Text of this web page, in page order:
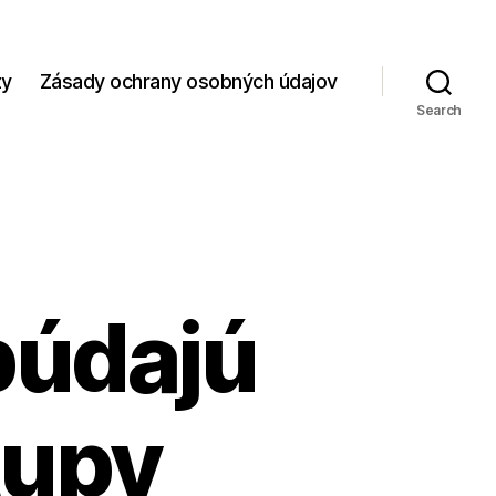
Zásady ochrany osobných údajov
Search